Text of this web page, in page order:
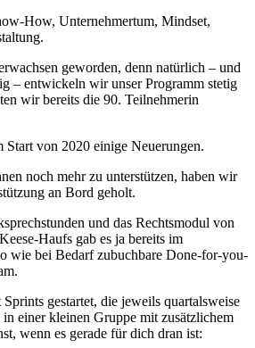
How, Unternehmertum, Mindset,
geworden, denn natürlich – und
– entwickeln wir unser Programm stetig
wir bereits die 90. Teilnehmerin
Start von 2020 einige Neuerungen.
noch mehr zu unterstützen, haben wir
an Bord geholt.
und das Rechtsmodul von
Haufs gab es ja bereits im
wie bei Bedarf zubuchbare Done-for-you-
gestartet, die jeweils quartalsweise
einer kleinen Gruppe mit zusätzlichem
wenn es gerade für dich dran ist: